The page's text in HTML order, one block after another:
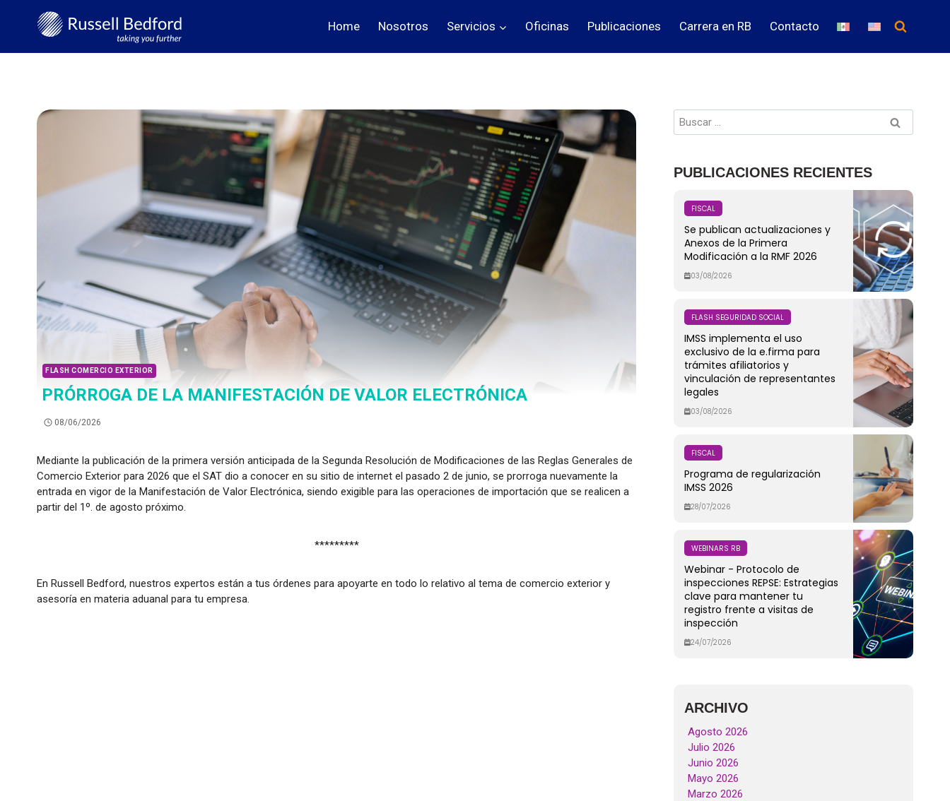
Home Nosotros Servicios Oficinas Publicaciones Carrera en RB Contacto
FLASH COMERCIO EXTERIOR
PRÓRROGA DE LA MANIFESTACIÓN DE VALOR ELECTRÓNICA
08/06/2026
Mediante la publicación de la primera versión anticipada de la Segunda Resolución de Modificaciones de las Reglas Generales de
Comercio Exterior para 2026 que el SAT dio a conocer en su sitio de internet el pasado 2 de junio, se prorroga nuevamente la
entrada en vigor de la Manifestación de Valor Electrónica, siendo exigible para las operaciones de importación que se realicen a
partir del 1º. de agosto próximo.
*********
En Russell Bedford, nuestros expertos están a tus órdenes para apoyarte en todo lo relativo al tema de comercio exterior y
asesoría en materia aduanal para tu empresa.
PUBLICACIONES RECIENTES
FISCAL
Se publican actualizaciones y
Anexos de la Primera
Modificación a la RMF 2026
03/08/2026
FLASH SEGURIDAD SOCIAL
IMSS implementa el uso
exclusivo de la e.firma para
trámites afiliatorios y
vinculación de representantes
legales
03/08/2026
FISCAL
Programa de regularización
IMSS 2026
28/07/2026
WEBINARS RB
Webinar - Protocolo de
inspecciones REPSE: Estrategias
clave para mantener tu
registro frente a visitas de
inspección
24/07/2026
ARCHIVO
Agosto 2026
Julio 2026
Junio 2026
Mayo 2026
Marzo 2026